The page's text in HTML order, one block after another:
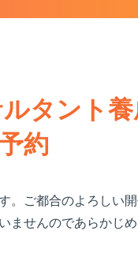
タント
約
。ご都合のよろしい
ませんのであらかじめ